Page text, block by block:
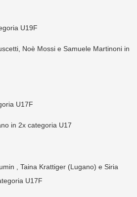
U19F
Noè Mossi e Samuele Martinoni in
U17F
in 2x categoria U17
, Taina Krattiger (Lugano) e Siria
U17F